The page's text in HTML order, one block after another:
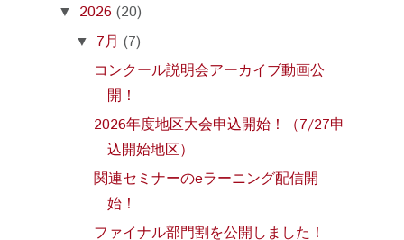
▼ 2026 (20)
▼ 7月(7)
コンクール説明会アーカイブ動画公
開！
2026年度地区大会申込開始！（7/27申
込開始地区）
関連セミナーのeラーニング配信開
始！
ファイナル部門割を公開しました！